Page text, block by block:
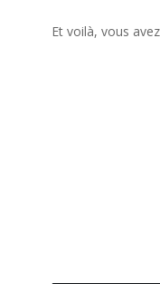
Et voilà, vous